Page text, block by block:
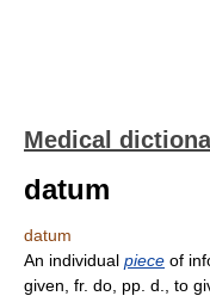
Medical
datum
datum
An individual piece of
given, fr. do, pp. d., to